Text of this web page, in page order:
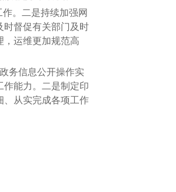
。二是持续加强网
时督促有关部门及时
，运维更加规范高
务信息公开操作实
作能力。二是制定印
、从实完成各项工作